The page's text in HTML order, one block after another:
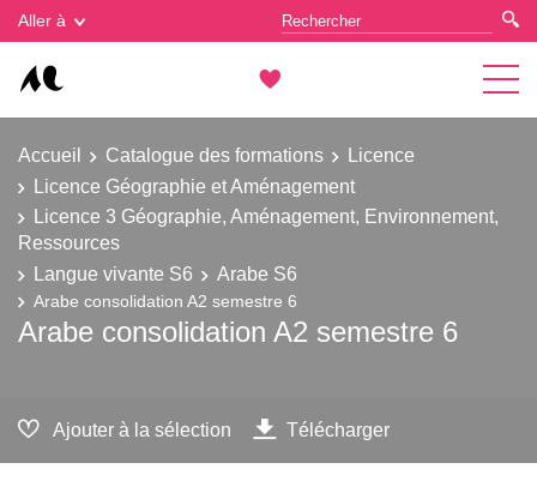
Aller à
Accueil Catalogue des formations
Licence
Licence Géographie et Aménagement
Licence 3 Géographie, Aménagement, Environnement,
Ressources
Langue vivante S6
Arabe S6
Arabe consolidation A2 semestre 6
Arabe consolidation A2 semestre 6
Ajouter à la sélection Télécharger
Gestion des cookies